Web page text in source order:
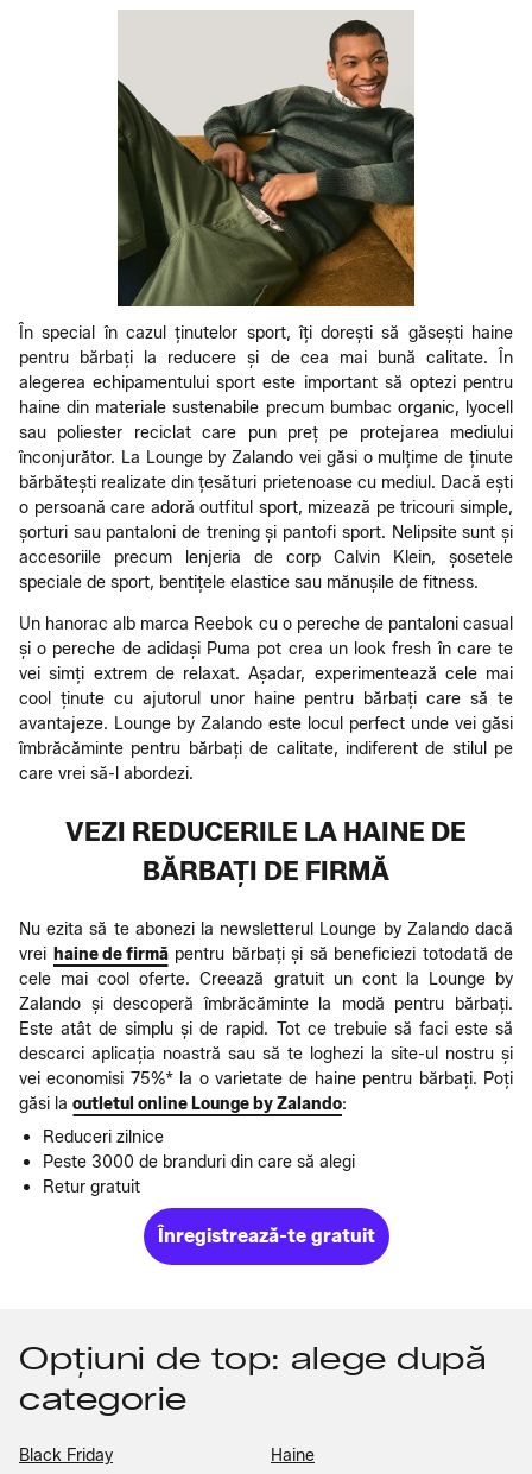
În special în cazul ținutelor sport, îți dorești să găsești haine
pentru bărbați la reducere și de cea mai bună calitate. În
alegerea echipamentului sport este important să optezi pentru
haine din materiale sustenabile precum bumbac organic, lyocell
sau poliester reciclat care pun preț pe protejarea mediului
înconjurător. La Lounge by Zalando vei găsi o mulțime de ținute
bărbătești realizate din țesături prietenoase cu mediul. Dacă ești
o persoană care adoră outfitul sport, mizează pe tricouri simple,
șorturi sau pantaloni de trening și pantofi sport. Nelipsite sunt și
accesoriile precum lenjeria de corp Calvin Klein, șosetele
speciale de sport, bentițele elastice sau mănușile de fitness.
Un hanorac alb marca Reebok cu o pereche de pantaloni casual
și o pereche de adidași Puma pot crea un look fresh în care te
vei simți extrem de relaxat. Așadar, experimentează cele mai
cool ținute cu ajutorul unor haine pentru bărbați care să te
avantajeze. Lounge by Zalando este locul perfect unde vei găsi
îmbrăcăminte pentru bărbați de calitate, indiferent de stilul pe
care vrei să-l abordezi.
VEZI REDUCERILE LA HAINE DE
BĂRBAȚI DE FIRMĂ
Nu ezita să te abonezi la newsletterul Lounge by Zalando dacă
vrei haine de firmăpentru bărbați și să beneficiezi totodată de
cele mai cool oferte. Creează gratuit un cont la Lounge by
Zalando și descoperă îmbrăcăminte la modă pentru bărbați.
Este atât de simplu și de rapid. Tot ce trebuie să faci este să
descarci aplicația noastră sau să te loghezi la site-ul nostru și
vei economisi 75%* la o varietate de haine pentru bărbați. Poți
găsi la outletul online Lounge by Zalando:
Reduceri zilnice
Peste 3000 de branduri din care să alegi
Retur gratuit
Înregistrează-te gratuit
Opțiuni de top: alege după
categorie
Black Friday Haine